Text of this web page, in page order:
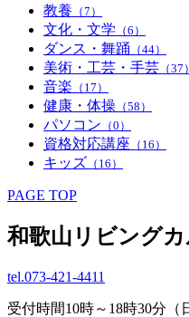
教養 （7）
文化・文学 （6）
ダンス・舞踊 （44）
美術・工芸・手芸 （37）
音楽 （17）
健康・体操 （58）
パソコン （0）
資格対応講座 （16）
キッズ （16）
PAGE TOP
和歌山リビング
tel.073-421-4411
受付時間10時～18時30分（